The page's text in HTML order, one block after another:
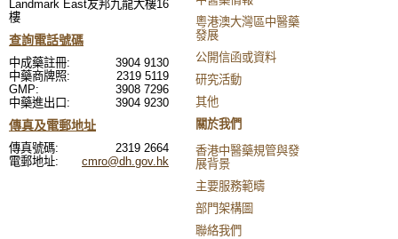
Landmark East友邦九龍大樓16
樓
查詢電話號碼
中成藥註冊:
3904 9130
中藥商牌照:
2319 5119
GMP:
3908 7296
中藥進出口:
3904 9230
傳真及電郵地址
傳真號碼:
2319 2664
電郵地址:
cmro@dh.gov.hk
粵港澳大灣區中醫藥
發展
公開信函或資料
研究活動
其他
關於我們
香港中醫藥規管與發
展背景
主要服務範疇
部門架構圖
聯絡我們